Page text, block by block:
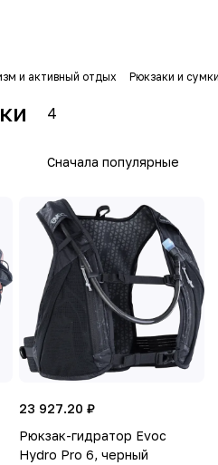
и активный отдых Рюкзаки и
4
Сначала популярные
23 927.20 ₽
Рюкзак-гидратор Evoc
Hydro Pro 6, черный